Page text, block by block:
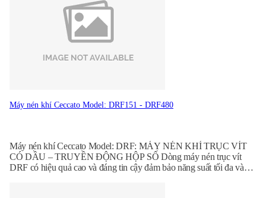
Máy nén khí Ceccato Model: DRF151 - DRF480
Máy nén khí Ceccato Model: DRF: MÁY NÉN KHÍ TRỤC VÍT
CÓ DẦU – TRUYỀN ĐỘNG HỘP SỐ Dòng máy nén trục vít
DRF có hiệu quả cao và đáng tin cậy đảm bảo năng suất tối đa và